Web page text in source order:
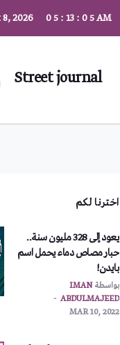
8, 2026 0 5: 13: 0 6AM
Street journal
اخترنا لكم
يعود إلى 328 مليون سنة..
حبار مصاص دماء يحمل اسم
بايدن!
بواسطةIMAN
ABDULMAJEED
MAR 10, 2022